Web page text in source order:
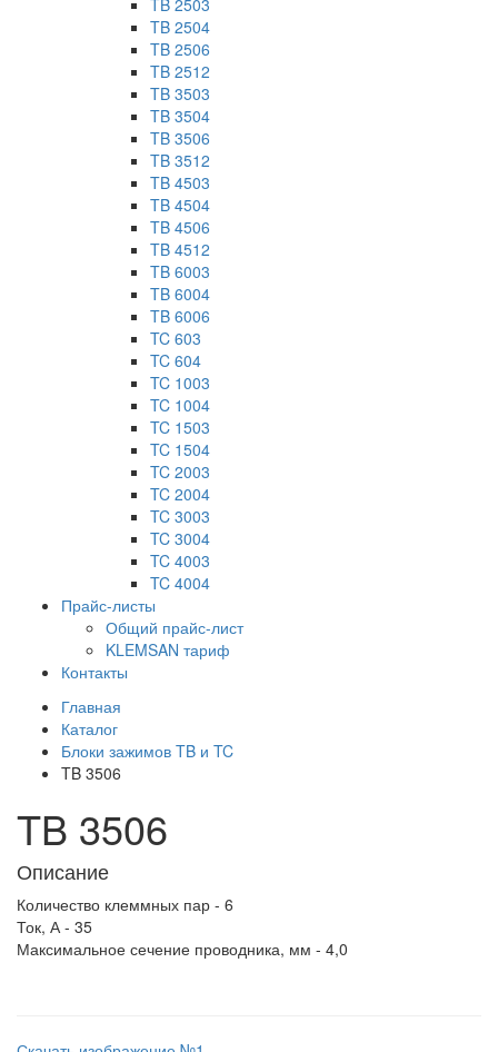
TB 2504
TB 2506
TB 2512
TB 3503
TB 3504
TB 3506
TB 3512
TB 4503
TB 4504
TB 4506
TB 4512
TB 6003
TB 6004
TB 6006
TC 603
TC 604
TC 1003
TC 1004
TC 1503
TC 1504
TC 2003
TC 2004
TC 3003
TC 3004
TC 4003
TC 4004
Прайс-листы
Общий прайс-лист
KLEMSAN тариф
Контакты
Главная
Каталог
Блоки зажимов TB и TC
TB 3506
TB 3506
Описание
Количество клеммных пар - 6
Ток, А - 35
Максимальное сечение проводника, мм - 4,0